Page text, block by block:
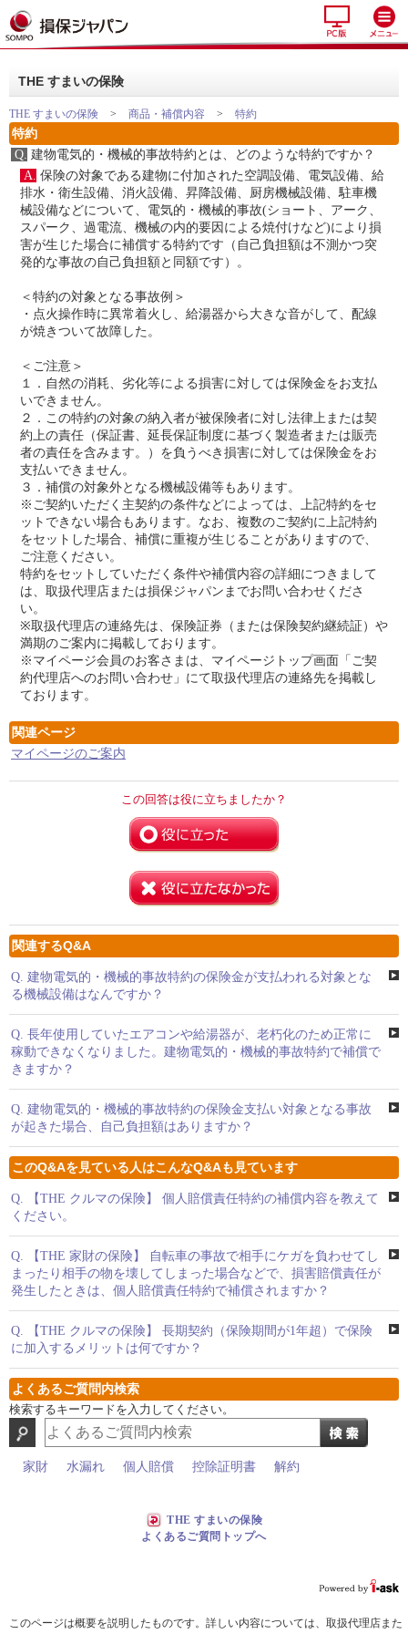
THE すまいの保険
THE すまいの保険 > 商品・補償内容 > 特約
特約
Q. 建物電気的・機械的事故特約とは、どのような特約ですか？
A. 保険の対象である建物に付加された空調設備、電気設備、給
排水・衛生設備、消火設備、昇降設備、厨房機械設備、駐車機
械設備などについて、電気的・機械的事故(ショート、アーク、
スパーク、過電流、機械の内的要因による焼付けなど)により損
害が生じた場合に補償する特約です（自己負担額は不測かつ突
発的な事故の自己負担額と同額です）。
＜特約の対象となる事故例＞
・点火操作時に異常着火し、給湯器から大きな音がして、配線
が焼きついて故障した。
＜ご注意＞
１．自然の消耗、劣化等による損害に対しては保険金をお支払
いできません。
２．この特約の対象の納入者が被保険者に対し法律上または契
約上の責任（保証書、延長保証制度に基づく製造者または販売
者の責任を含みます。）を負うべき損害に対しては保険金をお
支払いできません。
３．補償の対象外となる機械設備等もあります。
※ご契約いただく主契約の条件などによっては、上記特約をセ
ットできない場合もあります。なお、複数のご契約に上記特約
をセットした場合、補償に重複が生じることがありますので、
ご注意ください。
特約をセットしていただく条件や補償内容の詳細につきまして
は、取扱代理店または損保ジャパンまでお問い合わせくださ
い。
※取扱代理店の連絡先は、保険証券（または保険契約継続証）や
満期のご案内に掲載しております。
※マイページ会員のお客さまは、マイページトップ画面「ご契
約代理店へのお問い合わせ」にて取扱代理店の連絡先を掲載し
ております。
関連ページ
マイページのご案内
この回答は役に立ちましたか？
関連するQ&A
Q. 建物電気的・機械的事故特約の保険金が支払われる対象とな
る機械設備はなんですか？
Q. 長年使用していたエアコンや給湯器が、老朽化のため正常に
稼動できなくなりました。建物電気的・機械的事故特約で補償で
きますか？
Q. 建物電気的・機械的事故特約の保険金支払い対象となる事故
が起きた場合、自己負担額はありますか？
このQ&Aを見ている人はこんなQ&Aも見ています
Q.
【THE クルマの保険】 個人賠償責任特約の補償内容を教えて
ください。
Q.
【THE 家財の保険】 自転車の事故で相手にケガを負わせてし
まったり相手の物を壊してしまった場合などで、損害賠償責任が
発生したときは、個人賠償責任特約で補償されますか？
Q.
【THE クルマの保険】 長期契約（保険期間が1年超）で保険
に加入するメリットは何ですか？
よくあるご質問内検索
検索するキーワードを入力してください。
家財 水漏れ 個人賠償 控除証明書 解約
THE すまいの保険
よくあるご質問トップへ
このページは概要を説明したものです。詳しい内容については、取扱代理店また